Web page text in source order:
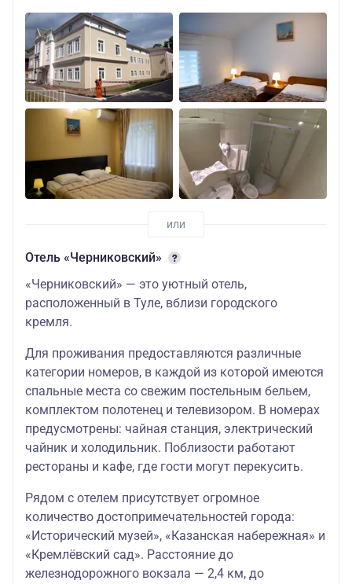
Отель «Черниковский»
«Черниковский» — это уютный отель,
расположенный в Туле, вблизи городского
кремля.
Для проживания предоставляются различные
категории номеров, в каждой из которой имеются
спальные места со свежим постельным бельем,
комплектом полотенец и телевизором. В номерах
предусмотрены: чайная станция, электрический
чайник и холодильник. Поблизости работают
рестораны и кафе, где гости могут перекусить.
Рядом с отелем присутствует огромное
количество достопримечательностей города:
«Исторический музей», «Казанская набережная» и
«Кремлёвский сад». Расстояние до
железнодорожного вокзала — 2,4 км, до